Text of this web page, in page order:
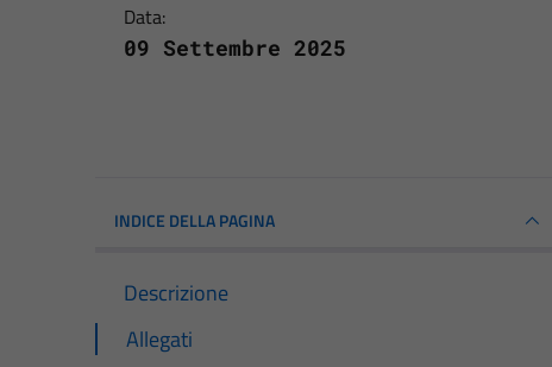
Data:
09 Settembre 2025
INDICE DELLA PAGINA
Descrizione
Allegati